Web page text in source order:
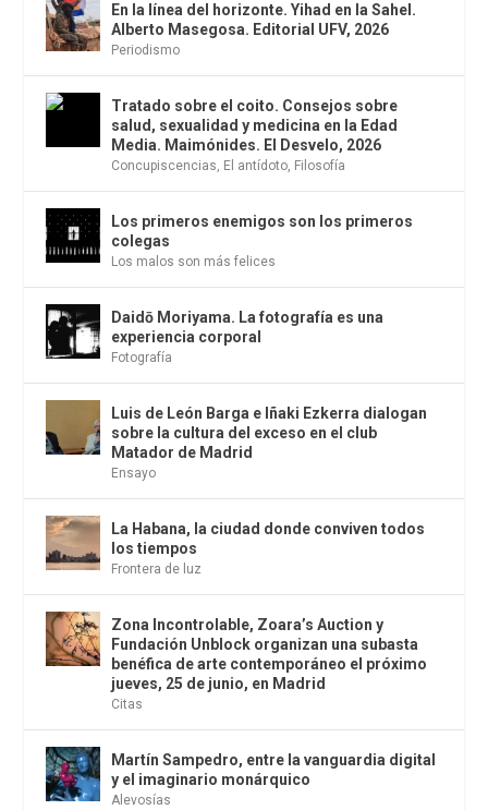
En la línea del horizonte. Yihad en la Sahel.
Alberto Masegosa. Editorial UFV, 2026
Periodismo
Tratado sobre el coito. Consejos sobre
salud, sexualidad y medicina en la Edad
Media. Maimónides. El Desvelo, 2026
Concupiscencias, El antídoto, Filosofía
Los primeros enemigos son los primeros
colegas
Los malos son más felices
Daidō Moriyama. La fotografía es una
experiencia corporal
Fotografía
Luis de León Barga e Iñaki Ezkerra dialogan
sobre la cultura del exceso en el club
Matador de Madrid
Ensayo
La Habana, la ciudad donde conviven todos
los tiempos
Frontera de luz
Zona Incontrolable, Zoara’s Auction y
Fundación Unblock organizan una subasta
benéfica de arte contemporáneo el próximo
jueves, 25 de junio, en Madrid
Citas
Martín Sampedro, entre la vanguardia digital
y el imaginario monárquico
Alevosías